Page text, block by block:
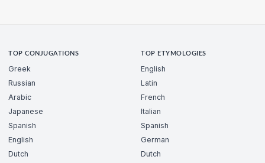
TOP CONJUGATIONS
Greek
Russian
Arabic
Japanese
Spanish
English
Dutch
TOP ETYMOLOGIES
English
Latin
French
Italian
Spanish
German
Dutch